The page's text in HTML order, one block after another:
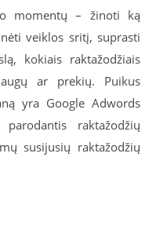
momentų – žinoti ką
veiklos sritį, suprasti
kokiais raktažodžiais
ar prekių. Puikus
yra Google Adwords
raktažodžių
susijusių raktažodžių